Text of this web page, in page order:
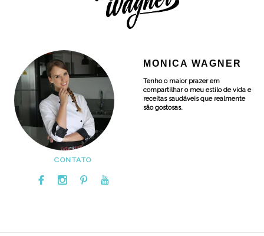
MONICA WAGNER
Tenho o maior prazer em
compartilhar o meu estilo de vida e
receitas saudáveis que realmente
são gostosas.
CONTATO